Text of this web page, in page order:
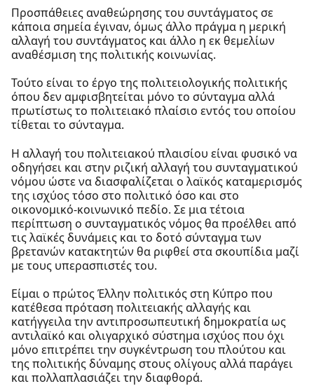
Προσπάθειες αναθεώρησης του συντάγματος σε
κάποια σημεία έγιναν, όμως άλλο πράγμα η μερική
αλλαγή του συντάγματος και άλλο η εκ θεμελίων
αναθέσμιση της πολιτικής κοινωνίας.
Τούτο είναι το έργο της πολιτειολογικής πολιτικής
όπου δεν αμφισβητείται μόνο το σύνταγμα αλλά
πρωτίστως το πολιτειακό πλαίσιο εντός του οποίου
τίθεται το σύνταγμα.
Η αλλαγή του πολιτειακού πλαισίου είναι φυσικό να
οδηγήσει και στην ριζική αλλαγή του συνταγματικού
νόμου ώστε να διασφαλίζεται ο λαϊκός καταμερισμός
της ισχύος τόσο στο πολιτικό όσο και στο
οικονομικό-κοινωνικό πεδίο. Σε μια τέτοια
περίπτωση ο συνταγματικός νόμος θα προέλθει από
τις λαϊκές δυνάμεις και το δοτό σύνταγμα των
βρετανών κατακτητών θα ριφθεί στα σκουπίδια μαζί
με τους υπερασπιστές του.
Είμαι ο πρώτος Έλλην πολιτικός στη Κύπρο που
κατέθεσα πρόταση πολιτειακής αλλαγής και
κατήγγειλα την αντιπροσωπευτική δημοκρατία ως
αντιλαϊκό και ολιγαρχικό σύστημα ισχύος που όχι
μόνο επιτρέπει την συγκέντρωση του πλούτου και
της πολιτικής δύναμης στους ολίγους αλλά παράγει
και πολλαπλασιάζει την διαφθορά.